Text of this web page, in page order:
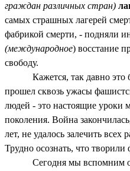
граждан различных стран)
самых страшных лагерей
фабрикой смерти, - подняли
(международное) восстание
свободу.
Кажется, так давно
прошел сквозь ужасы
людей - это настоящие уроки
поколения. Война
лет, не удалось залечить
Трудно осознать, что
Сегодня мы вспомним